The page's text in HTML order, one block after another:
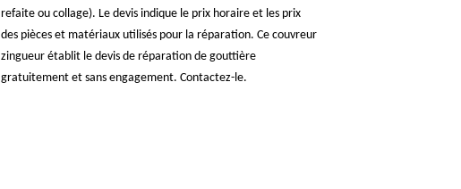
refaite ou collage). Le devis indique le prix horaire et les prix
des pièces et matériaux utilisés pour la réparation. Ce couvreur
zingueur établit le devis de réparation de gouttière
gratuitement et sans engagement. Contactez-le.